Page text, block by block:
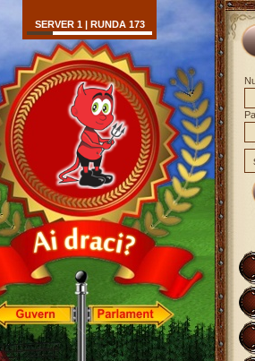
SERVER 1 | RUNDA 173